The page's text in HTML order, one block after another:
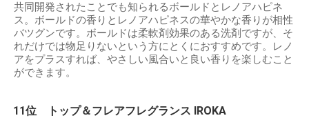
共同開発されたことでも知られるボールドとレノアハピネ
ス。ボールドの香りとレノアハピネスの華やかな香りが相性
バツグンです。ボールドは柔軟剤効果のある洗剤ですが、そ
れだけでは物足りないという方にとくにおすすめです。レノ
アをプラスすれば、やさしい風合いと良い香りを楽しむこと
ができます。
11位 トップ＆フレアフレグランス IROKA